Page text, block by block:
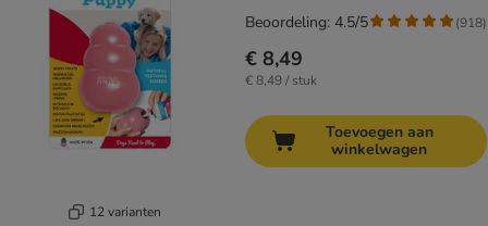
12 varianten
€ 8,49
€ 8,49 / stuk
Beoordeling: 4.5/5 (918)
Toevoegen aan
winkelwagen